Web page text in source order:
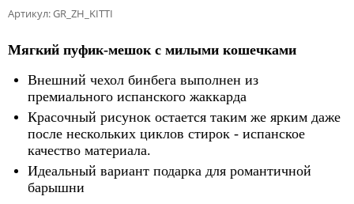
Артикул: GR_ZH_KITTI
Мягкий пуфик-мешок с милыми кошечками
Внешний чехол бинбега выполнен из
премиального испанского жаккарда
Красочный рисунок остается таким же ярким даже
после нескольких циклов стирок - испанское
качество материала.
Идеальный вариант подарка для романтичной
барышни